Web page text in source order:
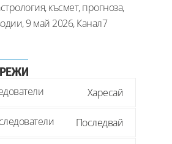
късмет, прогноза,
9 май 2026, Канал7
Харесай
Последвай